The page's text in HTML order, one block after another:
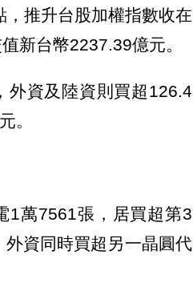
推升台股加權指數收在
新台幣2237.39億元。
外資及陸資則買超126.4
。
1萬7561張，居買超第3
資同時買超另一晶圓代